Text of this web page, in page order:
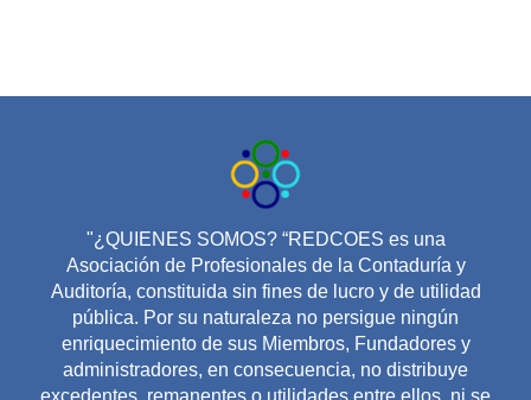
"¿QUIENES SOMOS? “REDCOES es una
Asociación de Profesionales de la Contaduría y
Auditoría, constituida sin fines de lucro y de utilidad
pública. Por su naturaleza no persigue ningún
enriquecimiento de sus Miembros, Fundadores y
administradores, en consecuencia, no distribuye
excedentes, remanentes o utilidades entre ellos, ni se